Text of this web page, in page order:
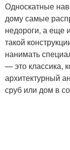
Односкатные
дому самые
недороги, а еще
такой
нанимать
— это классика,
архитектурный
сруб или дом в